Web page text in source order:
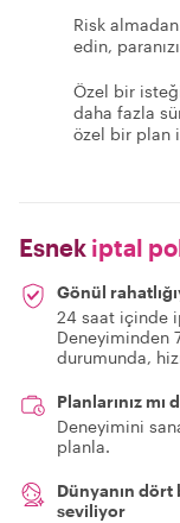
Risk
edin,
Özel bir
daha fazla
özel bir plan
Esnek iptal
Gönül
24 saat içinde
Deneyiminden
durumunda,
Planlarınız mı
Deneyimini
planla.
Dünyanın dört
seviliyor